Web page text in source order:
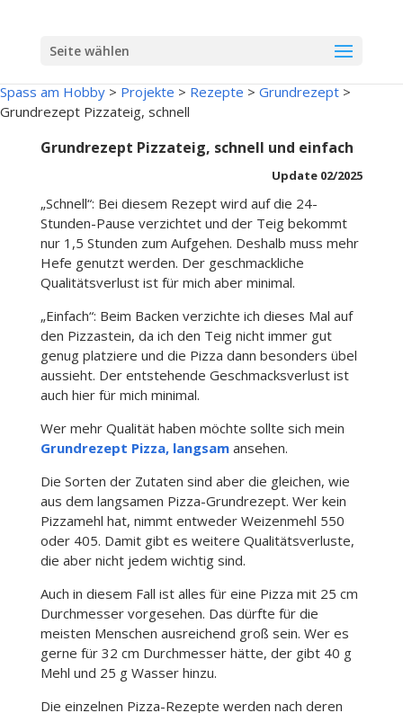
Seite wählen
Spass am Hobby > Projekte > Rezepte > Grundrezept >
Grundrezept Pizzateig, schnell
Grundrezept Pizzateig, schnell und einfach
Update 02/2025
„Schnell“: Bei diesem Rezept wird auf die 24-
Stunden-Pause verzichtet und der Teig bekommt
nur 1,5 Stunden zum Aufgehen. Deshalb muss mehr
Hefe genutzt werden. Der geschmackliche
Qualitätsverlust ist für mich aber minimal.
„Einfach“: Beim Backen verzichte ich dieses Mal auf
den Pizzastein, da ich den Teig nicht immer gut
genug platziere und die Pizza dann besonders übel
aussieht. Der entstehende Geschmacksverlust ist
auch hier für mich minimal.
Wer mehr Qualität haben möchte sollte sich mein
Grundrezept Pizza, langsamansehen.
Die Sorten der Zutaten sind aber die gleichen, wie
aus dem langsamen Pizza-Grundrezept. Wer kein
Pizzamehl hat, nimmt entweder Weizenmehl 550
oder 405. Damit gibt es weitere Qualitätsverluste,
die aber nicht jedem wichtig sind.
Auch in diesem Fall ist alles für eine Pizza mit 25 cm
Durchmesser vorgesehen. Das dürfte für die
meisten Menschen ausreichend groß sein. Wer es
gerne für 32 cm Durchmesser hätte, der gibt 40 g
Mehl und 25 g Wasser hinzu.
Die einzelnen Pizza-Rezepte werden nach deren